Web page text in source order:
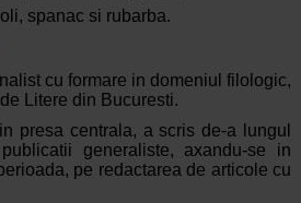
spanac si rubarba.
cu formare in domeniul filologic,
Litere din Bucuresti.
presa centrala, a scris de-a lungul
generaliste, axandu-se in
pe redactarea de articole cu